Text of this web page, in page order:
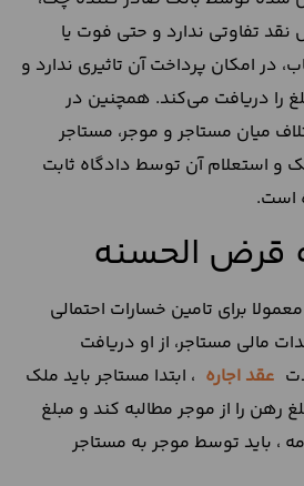
تفاوتی ندارد و حتی فوت یا
امکان پرداخت آن تاثیری ندارد و
را دریافت می‌کند. همچنین در
میان مستاجر و موجر، مستاجر
و استعلام آن توسط دادگاه ثابت
است.
قرض الحسنه
برای تامین خسارات احتمالی
مالی مستاجر، از او دریافت
عقد اجاره ، ابتدا مستاجر باید ملک
رهن را از موجر مطالبه کند و مبلغ
، باید توسط موجر به مستاجر